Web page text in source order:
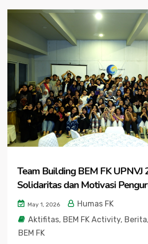
Team Building BEM FK UPNVJ
Solidaritas dan Motivasi
May 1, 2026
Humas FK
Aktifitas, BEM FK Activity, Berita,
BEM FK